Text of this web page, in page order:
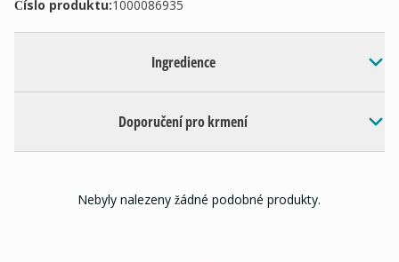
Číslo produktu:1000086935
Ingredience
Doporučení pro krmení
Nebyly nalezeny žádné podobné produkty.